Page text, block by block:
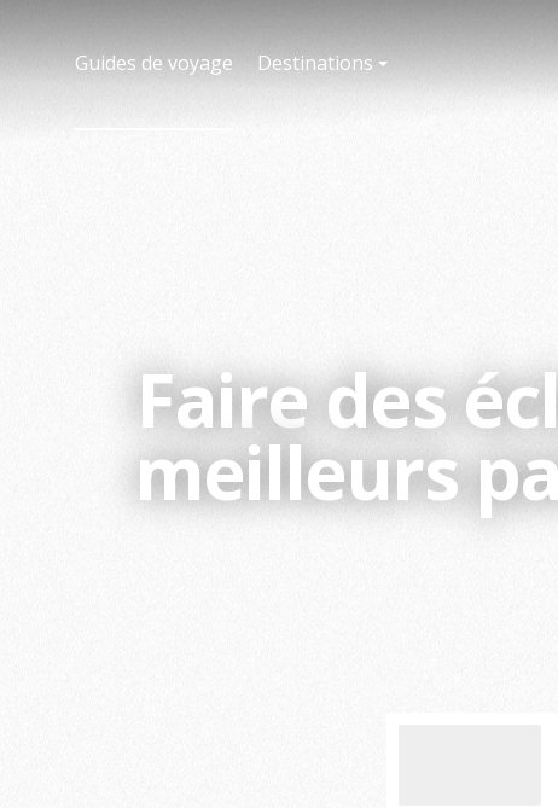
Guides de voyage Destinations
Faire des
meilleurs